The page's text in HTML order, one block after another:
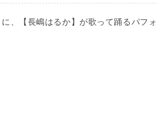
、【長嶋はるか】が歌って踊るパフ